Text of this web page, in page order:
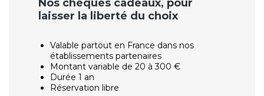
Nos chèques cadeaux, pour
laisser la liberté du choix
Valable partout en France dans nos
établissements partenaires
Montant variable de 20 à 300 €
Durée 1 an
Réservation libre